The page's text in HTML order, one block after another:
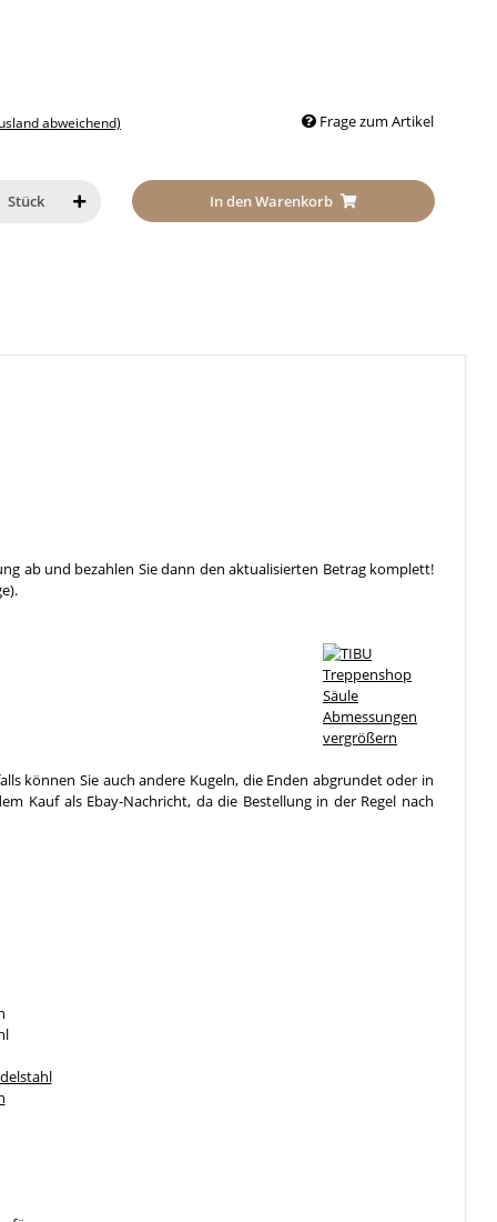
abweichend) Frage zum Artikel
Stück In den Warenkorb
ab und bezahlen Sie dann den aktualisierten Betrag komplett!
vergrößern
können Sie auch andere Kugeln, die Enden abgrundet oder in
Kauf als Ebay-Nachricht, da die Bestellung in der Regel nach